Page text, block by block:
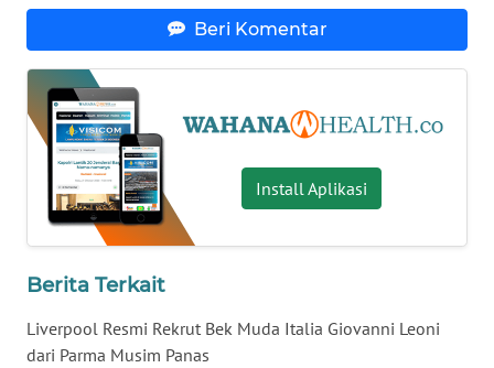
Beri Komentar
Install Aplikasi
Berita Terkait
Liverpool Resmi Rekrut Bek Muda Italia Giovanni Leoni
dari Parma Musim Panas
WN
SUMUT
WN
JAKARTA
WN
JABAR
WN